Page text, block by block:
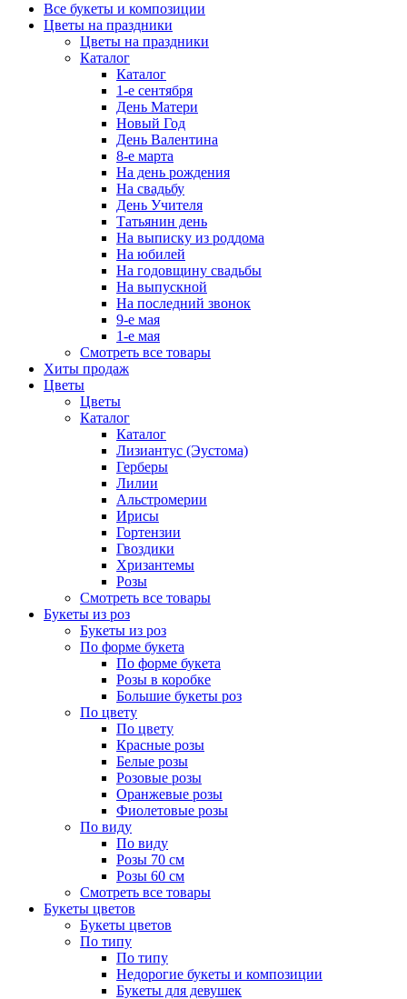
Все букеты и композиции
Цветы на праздники
Цветы на праздники
Каталог
Каталог
1-е сентября
День Матери
Новый Год
День Валентина
8-е марта
На день рождения
На свадьбу
День Учителя
Татьянин день
На выписку из роддома
На юбилей
На годовщину свадьбы
На выпускной
На последний звонок
9-е мая
1-е мая
Смотреть все товары
Хиты продаж
Цветы
Цветы
Каталог
Каталог
Лизиантус (Эустома)
Герберы
Лилии
Альстромерии
Ирисы
Гортензии
Гвоздики
Хризантемы
Розы
Смотреть все товары
Букеты из роз
Букеты из роз
По форме букета
По форме букета
Розы в коробке
Большие букеты роз
По цвету
По цвету
Красные розы
Белые розы
Розовые розы
Оранжевые розы
Фиолетовые розы
По виду
По виду
Розы 70 см
Розы 60 см
Смотреть все товары
Букеты цветов
Букеты цветов
По типу
По типу
Недорогие букеты и композиции
Букеты для девушек